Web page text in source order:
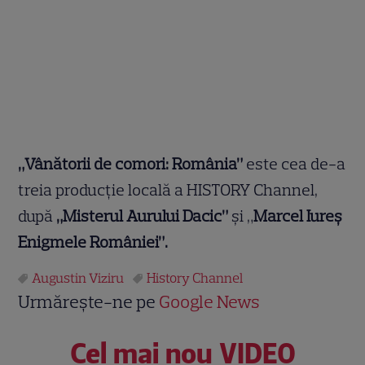
„Vânătorii de comori: România” este cea de-a
treia producție locală a HISTORY Channel,
după „Misterul Aurului Dacic” și „Marcel Iureș
Enigmele României”.
Augustin Viziru History Channel
Urmărește-ne pe Google News
Cel mai nou VIDEO